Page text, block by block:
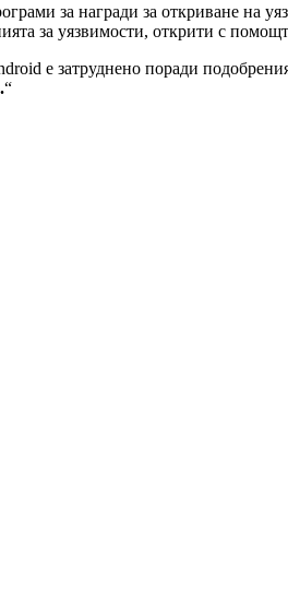
за награди за откриване на
за уязвимости, открити с
е затруднено поради
“